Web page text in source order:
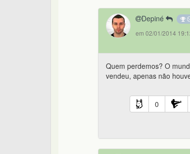
Depiné
em 02/01/2014
Quem perdemos? O
vendeu, apenas não
0